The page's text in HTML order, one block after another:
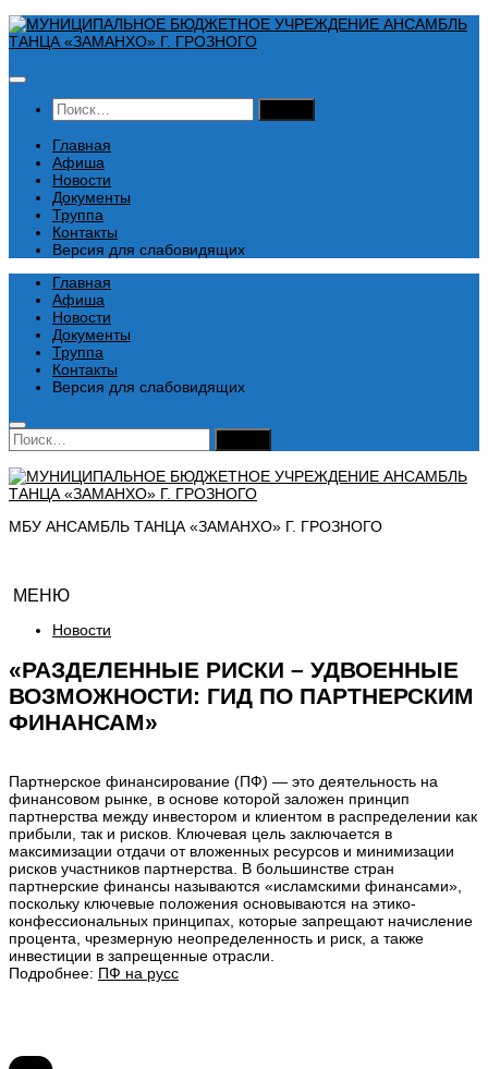
Перейти
к
Найти:
Главная
Афиша
Новости
Документы
Труппа
Контакты
Версия для слабовидящих
Главная
Афиша
Новости
Документы
Труппа
Контакты
Версия для слабовидящих
Найти:
МБУ АНСАМБЛЬ ТАНЦА «ЗАМАНХО» Г. ГРОЗНОГО
МЕНЮ
Новости
«РАЗДЕЛЕННЫЕ РИСКИ – УДВОЕННЫЕ
ВОЗМОЖНОСТИ: ГИД ПО ПАРТНЕРСКИМ
ФИНАНСАМ»
Партнерское финансирование (ПФ) — это деятельность на
финансовом рынке, в основе которой заложен принцип
партнерства между инвестором и клиентом в распределении как
прибыли, так и рисков. Ключевая цель заключается в
максимизации отдачи от вложенных ресурсов и минимизации
рисков участников партнерства. В большинстве стран
партнерские финансы называются «исламскими финансами»,
поскольку ключевые положения основываются на этико-
конфессиональных принципах, которые запрещают начисление
процента, чрезмерную неопределенность и риск, а также
инвестиции в запрещенные отрасли.
Подробнее: ПФ на русс